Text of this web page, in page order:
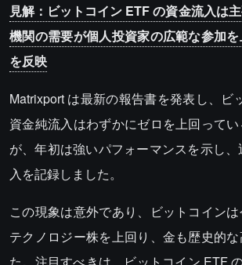
見解：ビットコイン ETF の資金流入は主
機関の需要が個人投資家の広範な参加
を反映
Matrixport は最新の報告書を発表し、ビ
資金純流入はわずかにゼロを上回って
が、年初は強いパフォーマンスを示し
入を記録しました。
この現象は意外であり、ビットコイン
テクノロジー株を上回り、金も歴史的
た。注目すべきは、ビットコイン ETF